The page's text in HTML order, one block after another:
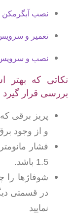
نصب آبگرمکن در
تعمیر و سرویس
نصب و سرویس
نکاتی که
بررسی قرار گیرد
پریز برقی
و از وجود
1.5 باشد.
شوفاژها را
در قسمتی
نمایید